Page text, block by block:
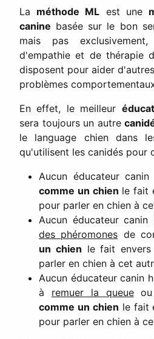
La méthode ML est une
canine basée sur le bon
mais pas
d'empathie et de thérapie
disposent pour aider
problèmes
En effet, le meilleur
sera toujours un autre
le language chien dans
qu'utilisent les canidés pour
Aucun éducateur
comme un chien le fait
pour parler en chien à
Aucun éducateur canin
des phéromones de
un chien le fait
parler en chien à cet
Aucun éducateur canin
à remuer la queueou
comme un chien le fait
pour parler en chien à